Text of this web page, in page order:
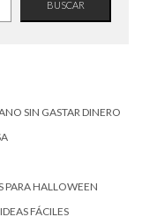
BUSCAR
SIN GASTAR DINERO
PARA HALLOWEEN
FÁCILES